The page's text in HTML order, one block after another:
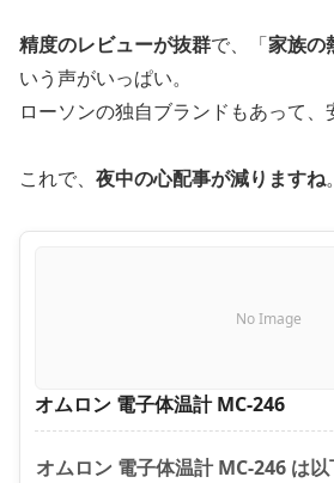
精度のレビューが抜群で、「 家族の
いう声がいっぱい。
ローソンの独自ブランドもあって、
これで、 夜中の心配事が減りますね。
No Image
オムロン 電子体温計 MC-246
オムロン 電子体温計 MC-246 は